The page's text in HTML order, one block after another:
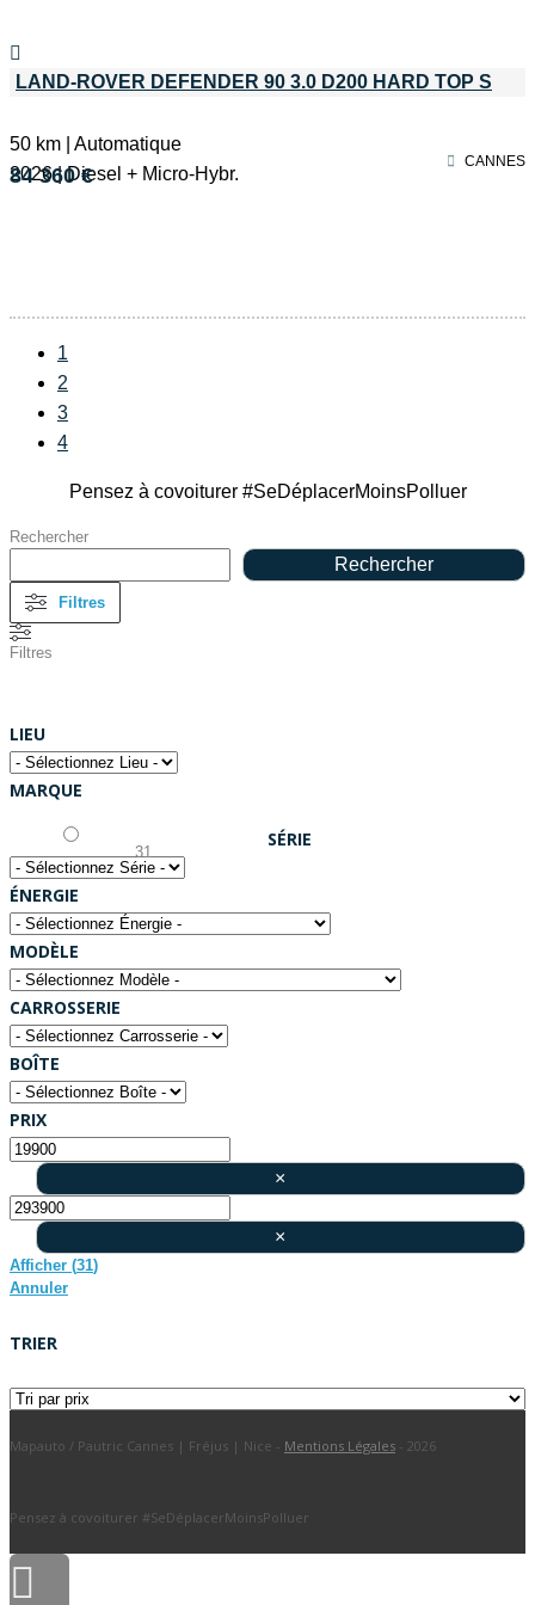
LAND-ROVER DEFENDER 90 3.0 D200 HARD TOP S
50 km | Automatique
2026 | Diesel + Micro-Hybr.
84 360 €
CANNES
1
2
3
4
Pensez à covoiturer #SeDéplacerMoinsPolluer
Rechercher
Rechercher
Filtres
Filtres
LIEU
MARQUE
SÉRIE
ÉNERGIE
MODÈLE
CARROSSERIE
BOÎTE
PRIX
×
×
Afficher (31)
Annuler
TRIER
Mapauto / Pautric Cannes | Fréjus | Nice - Mentions Légales - 2026
Pensez à covoiturer #SeDéplacerMoinsPolluer